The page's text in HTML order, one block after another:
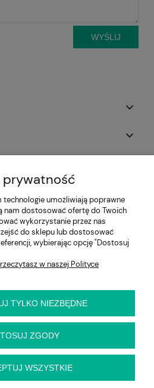
WYŚLIJ
Prosimy o wcześniejszy
prywatność
technologie umożliwiają poprawne
nam dostosować ofertę do Twoich
wykorzystanie przez nas
do sklepu lub dostosować
wybierając opcję "Dostosuj
w naszej Polityce
TYLKO NIEZBĘDNE
ZGODY
WSZYSTKIE